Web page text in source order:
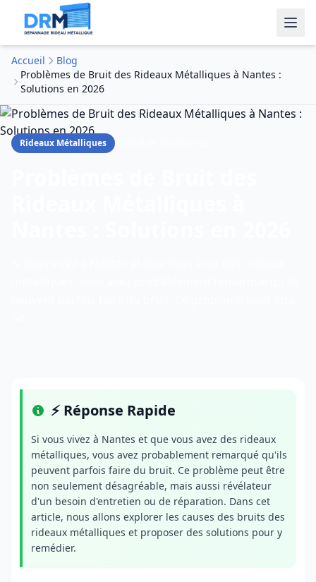
Accueil
Blog
Problèmes de Bruit des Rideaux Métalliques à Nantes :
Solutions en 2026
Rideaux Métalliques
⚡ Réponse Rapide
Si vous vivez à Nantes et que vous avez des rideaux
métalliques, vous avez probablement remarqué qu'ils
peuvent parfois faire du bruit. Ce problème peut être
non seulement désagréable, mais aussi révélateur
d'un besoin d'entretien ou de réparation. Dans cet
article, nous allons explorer les causes des bruits des
rideaux métalliques et proposer des solutions pour y
remédier.